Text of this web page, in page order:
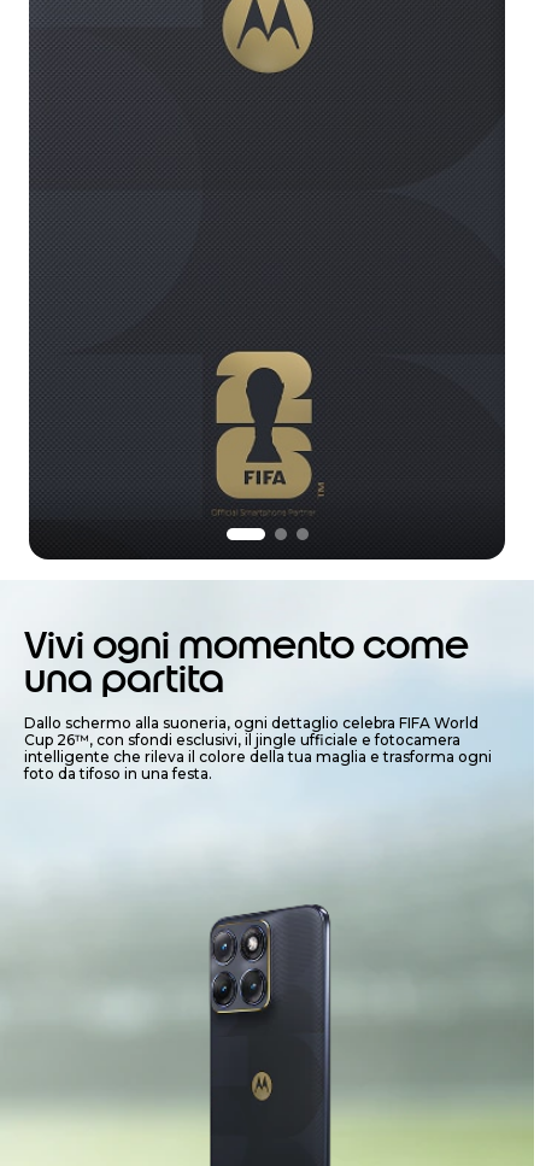
m
2
o
3
Vivi ogni momento come
una partita
Dallo schermo alla suoneria, ogni dettaglio celebra FIFA World
Cup 26™, con sfondi esclusivi, il jingle ufficiale e fotocamera
intelligente che rileva il colore della tua maglia e trasforma ogni
foto da tifoso in una festa.